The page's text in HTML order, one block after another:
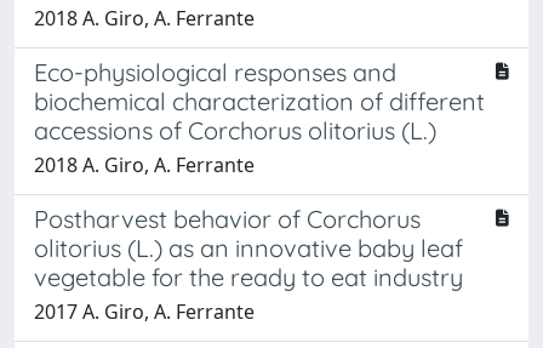
2018 A. Giro, A. Ferrante
Eco-physiological responses and
biochemical characterization of different
accessions of Corchorus olitorius (L.)
2018 A. Giro, A. Ferrante
Postharvest behavior of Corchorus
olitorius (L.) as an innovative baby leaf
vegetable for the ready to eat industry
2017 A. Giro, A. Ferrante